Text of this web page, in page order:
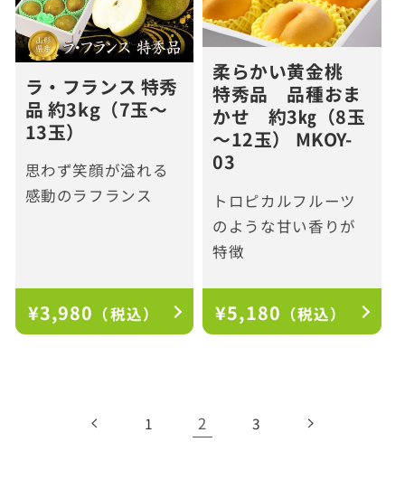
ラ・フランス 特秀
品 約3kg（7玉～
13玉）
思わず笑顔が溢れる
感動のラフランス
通
常
¥3,980 （税込）
柔らかい黄金桃
特秀品 品種おま
かせ 約3㎏（8玉
～12玉） MKOY-
03
トロピカルフルーツ
のような甘い香りが
特徴
通
常
¥5,180 （税込）
1 2 3